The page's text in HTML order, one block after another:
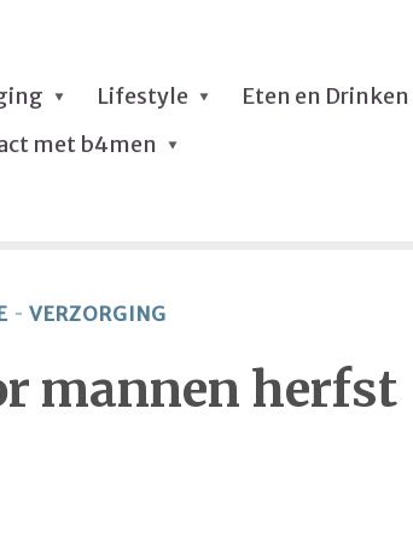
Lifestyle Eten en Drinken
met b4men
VERZORGING
mannen herfst